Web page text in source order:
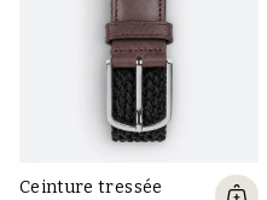
Ceinture tressée